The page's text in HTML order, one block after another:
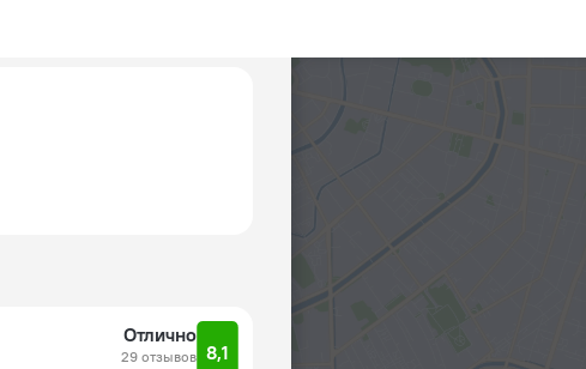
Отлично
29 отзывов 8,1